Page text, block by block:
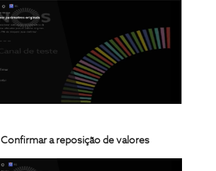
Confirmar a reposição de valores